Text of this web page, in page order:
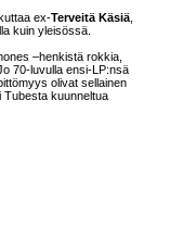
ex-Terveitä Käsiä,
kuin yleisössä.
–henkistä rokkia,
70-luvulla ensi-LP:nsä
olivat sellainen
Tubesta kuunneltua